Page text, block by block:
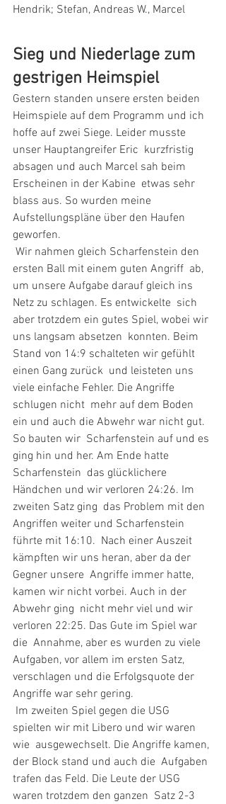
Hendrik; Stefan, Andreas W., Marcel
Sieg und Niederlage zum
gestrigen Heimspiel
Gestern standen unsere ersten beiden
Heimspiele auf dem Programm und ich
hoffe auf zwei Siege. Leider musste
unser Hauptangreifer Eric  kurzfristig
absagen und auch Marcel sah beim
Erscheinen in der Kabine  etwas sehr
blass aus. So wurden meine
Aufstellungspläne über den Haufen
geworfen.
ersten Ball mit einem guten Angriff  ab,
um unsere Aufgabe darauf gleich ins
Netz zu schlagen. Es entwickelte  sich
aber trotzdem ein gutes Spiel, wobei wir
uns langsam absetzen  konnten. Beim
Stand von 14:9 schalteten wir gefühlt
einen Gang zurück  und leisteten uns
viele einfache Fehler. Die Angriffe
schlugen nicht  mehr auf dem Boden
ein und auch die Abwehr war nicht gut.
So bauten wir  Scharfenstein auf und es
ging hin und her. Am Ende hatte
Scharfenstein  das glücklichere
Händchen und wir verloren 24:26. Im
zweiten Satz ging  das Problem mit den
Angriffen weiter und Scharfenstein
führte mit 16:10.  Nach einer Auszeit
kämpften wir uns heran, aber da der
Gegner unsere  Angriffe immer hatte,
kamen wir nicht vorbei. Auch in der
Abwehr ging  nicht mehr viel und wir
verloren 22:25. Das Gute im Spiel war
die  Annahme, aber es wurden zu viele
Aufgaben, vor allem im ersten Satz,
verschlagen und die Erfolgsquote der
Angriffe war sehr gering.
spielten wir mit Libero und wir waren
wie  ausgewechselt. Die Angriffe kamen,
der Block stand und auch die  Aufgaben
trafen das Feld. Die Leute der USG
waren trotzdem den ganzen  Satz 2-3